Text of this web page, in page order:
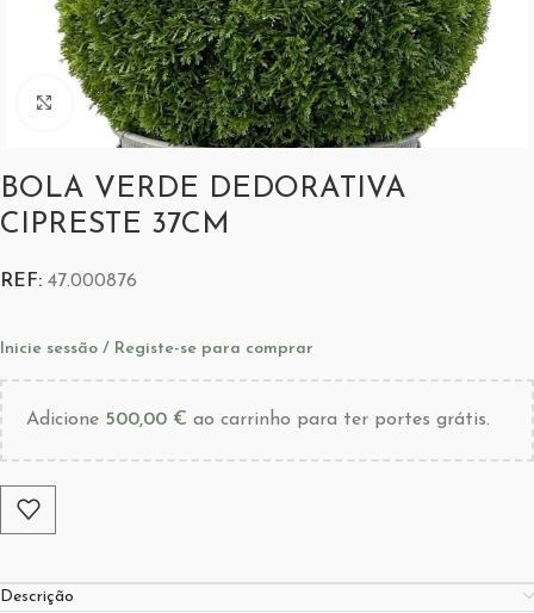
Aumentar Imagem
BOLA VERDE DEDORATIVA
CIPRESTE 37CM
REF: 47.000876
Inicie sessão / Registe-se para comprar
Adicione 500,00 € ao carrinho para ter portes grátis.
Descrição